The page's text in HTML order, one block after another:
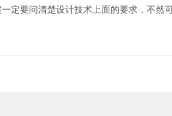
定要问清楚设计技术上面的要求，不然